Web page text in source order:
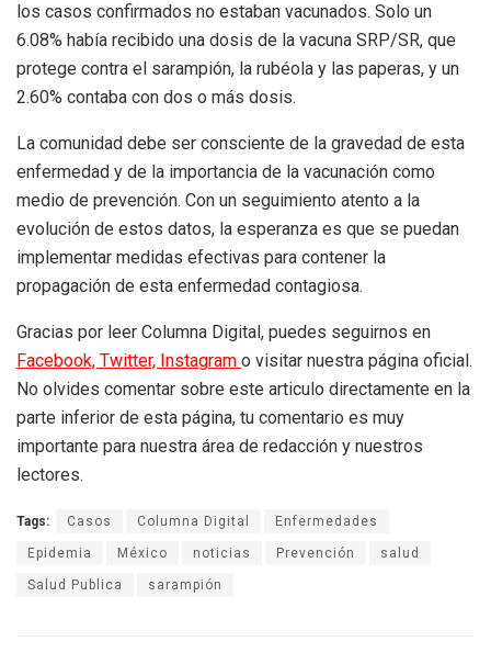
los casos confirmados no estaban vacunados. Solo un
6.08% había recibido una dosis de la vacuna SRP/SR, que
protege contra el sarampión, la rubéola y las paperas, y un
2.60% contaba con dos o más dosis.
La comunidad debe ser consciente de la gravedad de esta
enfermedad y de la importancia de la vacunación como
medio de prevención. Con un seguimiento atento a la
evolución de estos datos, la esperanza es que se puedan
implementar medidas efectivas para contener la
propagación de esta enfermedad contagiosa.
Gracias por leer Columna Digital, puedes seguirnos en
Facebook, Twitter, Instagram o visitar nuestra página oficial.
No olvides comentar sobre este articulo directamente en la
parte inferior de esta página, tu comentario es muy
importante para nuestra área de redacción y nuestros
lectores.
Tags: Casos Columna Digital Enfermedades
Epidemia México noticias Prevención salud
Salud Publica sarampión